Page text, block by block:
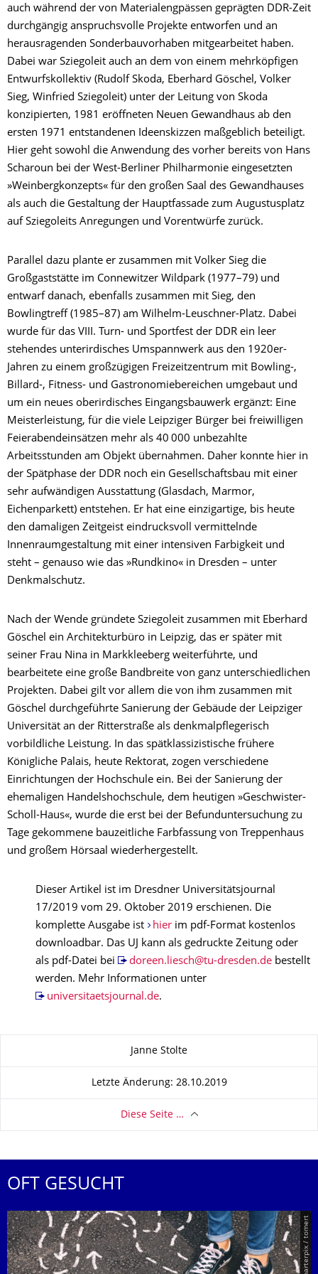
auch während der von Materialengpässen geprägten DDR-Zeit
durchgängig anspruchsvolle Projekte entworfen und an
herausragenden Sonderbauvorhaben mitgearbeitet haben.
Dabei war Sziegoleit auch an dem von einem mehrköpfigen
Entwurfskollektiv (Rudolf Skoda, Eberhard Göschel, Volker
Sieg, Winfried Sziegoleit) unter der Leitung von Skoda
konzipierten, 1981 eröffneten Neuen Gewandhaus ab den
ersten 1971 entstandenen Ideenskizzen maßgeblich beteiligt.
Hier geht sowohl die Anwendung des vorher bereits von Hans
Scharoun bei der West-Berliner Philharmonie eingesetzten
»Weinbergkonzepts« für den großen Saal des Gewandhauses
als auch die Gestaltung der Hauptfassade zum Augustusplatz
auf Sziegoleits Anregungen und Vorentwürfe zurück.
Parallel dazu plante er zusammen mit Volker Sieg die
Großgaststätte im Connewitzer Wildpark (1977–79) und
entwarf danach, ebenfalls zusammen mit Sieg, den
Bowlingtreff (1985–87) am Wilhelm-Leuschner-Platz. Dabei
wurde für das VIII. Turn- und Sportfest der DDR ein leer
stehendes unterirdisches Umspannwerk aus den 1920er-
Jahren zu einem großzügigen Freizeitzentrum mit Bowling-,
Billard-, Fitness- und Gastronomiebereichen umgebaut und
um ein neues oberirdisches Eingangsbauwerk ergänzt: Eine
Meisterleistung, für die viele Leipziger Bürger bei freiwilligen
Feierabendeinsätzen mehr als 40 000 unbezahlte
Arbeitsstunden am Objekt übernahmen. Daher konnte hier in
der Spätphase der DDR noch ein Gesellschaftsbau mit einer
sehr aufwändigen Ausstattung (Glasdach, Marmor,
Eichenparkett) entstehen. Er hat eine einzigartige, bis heute
den damaligen Zeitgeist eindrucksvoll vermittelnde
Innenraumgestaltung mit einer intensiven Farbigkeit und
steht – genauso wie das »Rundkino« in Dresden – unter
Denkmalschutz.
Nach der Wende gründete Sziegoleit zusammen mit Eberhard
Göschel ein Architekturbüro in Leipzig, das er später mit
seiner Frau Nina in Markkleeberg weiterführte, und
bearbeitete eine große Bandbreite von ganz unterschiedlichen
Projekten. Dabei gilt vor allem die von ihm zusammen mit
Göschel durchgeführte Sanierung der Gebäude der Leipziger
Universität an der Ritterstraße als denkmalpflegerisch
vorbildliche Leistung. In das spätklassizistische frühere
Königliche Palais, heute Rektorat, zogen verschiedene
Einrichtungen der Hochschule ein. Bei der Sanierung der
ehemaligen Handelshochschule, dem heutigen »Geschwister-
Scholl-Haus«, wurde die erst bei der Befunduntersuchung zu
Tage gekommene bauzeitliche Farbfassung von Treppenhaus
und großem Hörsaal wiederhergestellt.
Dieser Artikel ist im Dresdner Universitätsjournal
17/2019 vom 29. Oktober 2019 erschienen. Die
komplette Ausgabe ist
hierim pdf-Format kostenlos
downloadbar. Das UJ kann als gedruckte Zeitung oder
als pdf-Datei bei
doreen.liesch@tu-dresden.debestellt
werden. Mehr Informationen unter
universitaetsjournal.de.
Janne Stolte
Letzte Änderung: 28.10.2019
Diese Seite …
OFT GESUCHT
© Smarterpix / tomert